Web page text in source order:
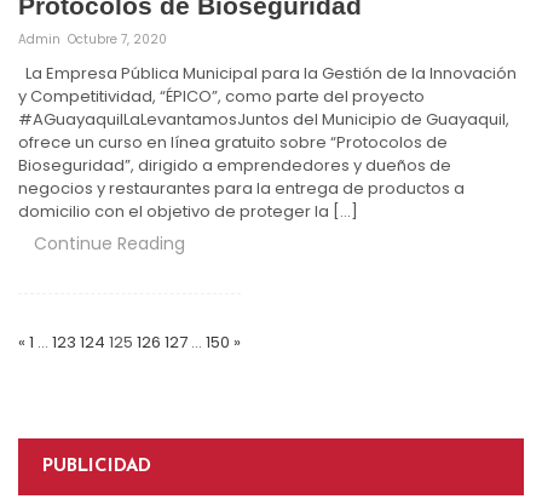
Protocolos de Bioseguridad
Admin Octubre 7, 2020
La Empresa Pública Municipal para la Gestión de la Innovación
y Competitividad, “ÉPICO”, como parte del proyecto
#AGuayaquilLaLevantamosJuntos del Municipio de Guayaquil,
ofrece un curso en línea gratuito sobre “Protocolos de
Bioseguridad”, dirigido a emprendedores y dueños de
negocios y restaurantes para la entrega de productos a
domicilio con el objetivo de proteger la […]
Continue Reading
de
« 1 … 123 124 125 126 127 … 150 »
PUBLICIDAD